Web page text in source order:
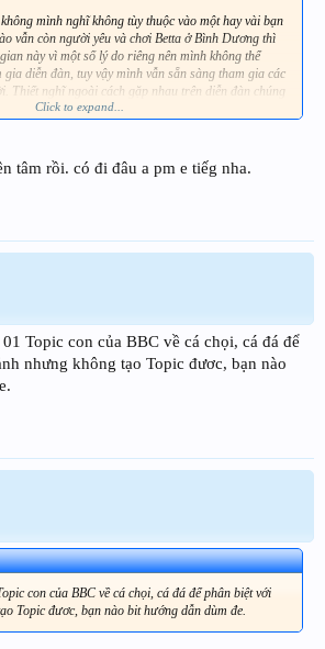
mình nghĩ không tùy thuộc vào một hay vài bạn
vẫn còn người yêu và chơi Betta ở Bình Dương thì
này vì một số lý do riêng nên mình không thể
diễn đàn, tuy vậy mình vẫn sẵn sàng tham gia các
Thiết nghĩ ngoài cách gặp nhau trên diễn đàn chúng
điện thoại hoặc viết Email cho nhau. Hy vọng tinh
Click to expand...
tâm rồi. có đi đâu a pm e tiếg nha.
Topic con của BBC về cá chọi, cá đá để
nhưng không tạo Topic đươc, bạn nào
con của BBC về cá chọi, cá đá để phân biệt với
Topic đươc, bạn nào bit hướng dẫn dùm đe.